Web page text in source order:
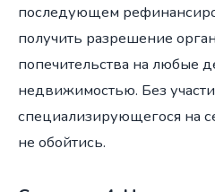
последующем
получить разрешение
попечительства на любые
недвижимостью. Без
специализирующегося на
не обойтись.